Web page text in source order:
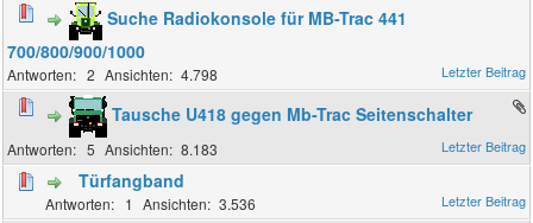
Suche Radiokonsole für MB-Trac 441
700/800/900/1000
2 4.798
Tausche U418 gegen Mb-Trac Seitenschalter
5 8.183
Türfangband
1 3.536